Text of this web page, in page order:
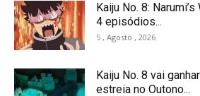
Kaiju No. 8:
4 episódios...
5 , Agosto , 2026
Kaiju No. 8 vai
estreia no Outono...